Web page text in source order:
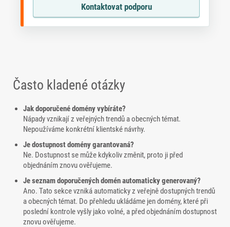
Kontaktovat podporu
Často kladené otázky
Jak doporučené domény vybíráte?
Nápady vznikají z veřejných trendů a obecných témat.
Nepoužíváme konkrétní klientské návrhy.
Je dostupnost domény garantovaná?
Ne. Dostupnost se může kdykoliv změnit, proto ji před
objednáním znovu ověřujeme.
Je seznam doporučených domén automaticky generovaný?
Ano. Tato sekce vzniká automaticky z veřejně dostupných trendů
a obecných témat. Do přehledu ukládáme jen domény, které při
poslední kontrole vyšly jako volné, a před objednáním dostupnost
znovu ověřujeme.